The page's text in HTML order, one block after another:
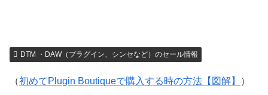
DTM ・DAW（プラグイン、シンセなど）のセール情報
（初めてPlugin Boutiqueで購入する時の方法【図解】 ）